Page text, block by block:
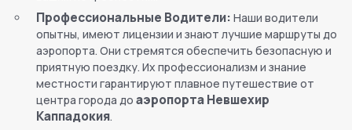
Профессиональные Водители: Наши водители
опытны, имеют лицензии и знают лучшие маршруты до
аэропорта. Они стремятся обеспечить безопасную и
приятную поездку. Их профессионализм и знание
местности гарантируют плавное путешествие от
центра города до аэропорта Невшехир
Каппадокия.